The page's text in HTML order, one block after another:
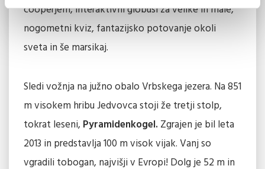
cooperjem, interaktivni globusi za velike in male,
nogometni kviz, fantazijsko potovanje okoli
sveta in še marsikaj.
Sledi vožnja na južno obalo Vrbskega jezera. Na 851
m visokem hribu Jedvovca stoji že tretji stolp,
tokrat leseni, Pyramidenkogel. Zgrajen je bil leta
2013 in predstavlja 100 m visok vijak. Vanj so
vgradili tobogan, najvišji v Evropi! Dolg je 52 m in